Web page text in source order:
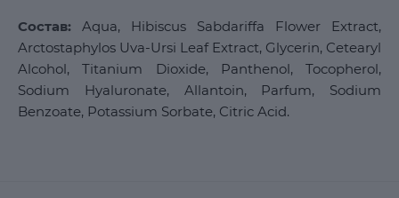
Состав: Aqua, Hibiscus Sabdariffa Flower Extract,
Arctostaphylos Uva-Ursi Leaf Extract, Glycerin, Cetearyl
Alcohol, Titanium Dioxide, Panthenol, Tocopherol,
Sodium Hyaluronate, Allantoin, Parfum, Sodium
Benzoate, Potassium Sorbate, Citric Acid.